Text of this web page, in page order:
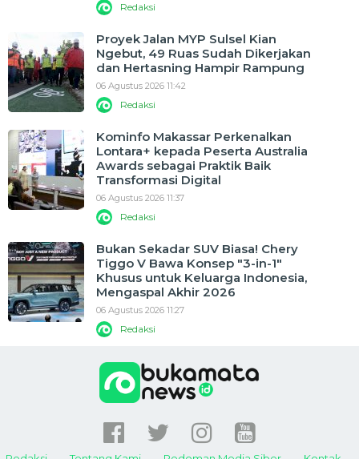
Redaksi
Proyek Jalan MYP Sulsel Kian
Ngebut, 49 Ruas Sudah Dikerjakan
dan Hertasning Hampir Rampung
06 Agustus 2026 11:42
Redaksi
Kominfo Makassar Perkenalkan
Lontara+ kepada Peserta Australia
Awards sebagai Praktik Baik
Transformasi Digital
06 Agustus 2026 11:37
Redaksi
Bukan Sekadar SUV Biasa! Chery
Tiggo V Bawa Konsep "3-in-1"
Khusus untuk Keluarga Indonesia,
Mengaspal Akhir 2026
06 Agustus 2026 11:27
Redaksi